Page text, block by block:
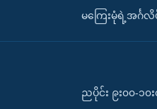
မကြေးမုံရဲ့အင်္ဂလိ
ညပိုင်း ၉း၀၀-၁၀